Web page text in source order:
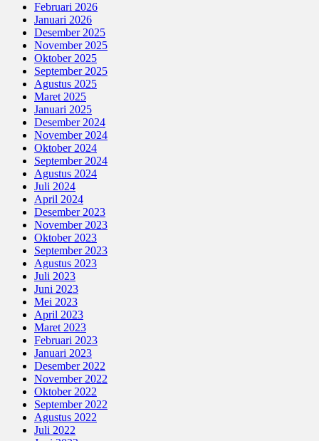
Februari 2026
Januari 2026
Desember 2025
November 2025
Oktober 2025
September 2025
Agustus 2025
Maret 2025
Januari 2025
Desember 2024
November 2024
Oktober 2024
September 2024
Agustus 2024
Juli 2024
April 2024
Desember 2023
November 2023
Oktober 2023
September 2023
Agustus 2023
Juli 2023
Juni 2023
Mei 2023
April 2023
Maret 2023
Februari 2023
Januari 2023
Desember 2022
November 2022
Oktober 2022
September 2022
Agustus 2022
Juli 2022